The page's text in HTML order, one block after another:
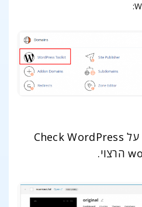
3.במסך המתקבל, לחצו על Check WordPress